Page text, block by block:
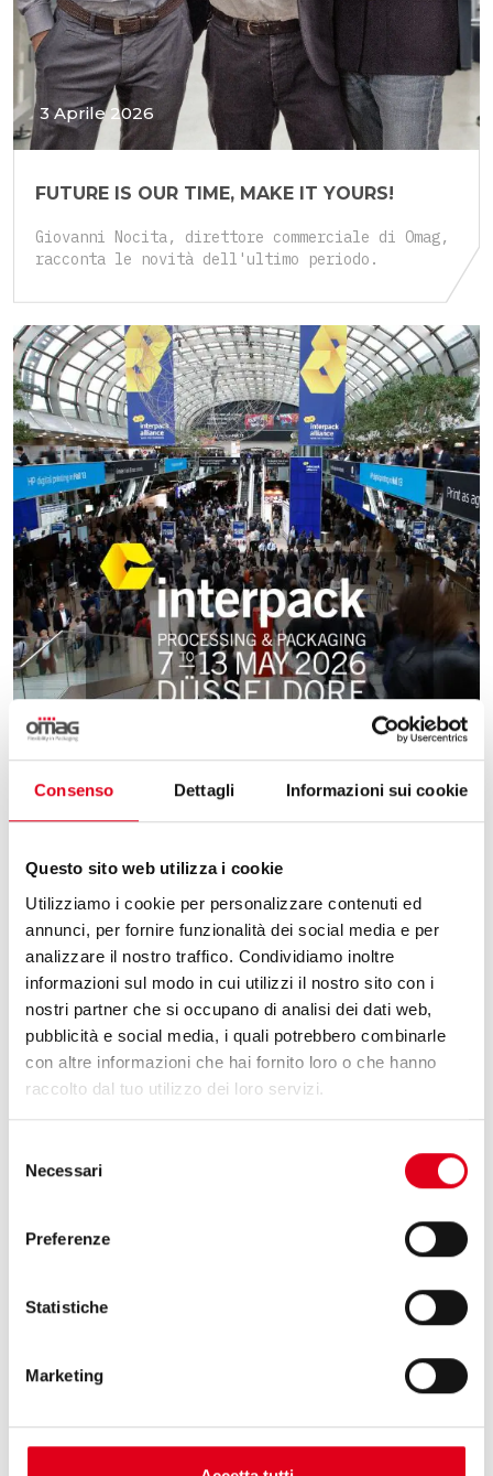
Consenso Dettagli Informazioni sui cookie
Questo sito web utilizza i cookie
Utilizziamo i cookie per personalizzare contenuti ed
annunci, per fornire funzionalità dei social media e per
analizzare il nostro traffico. Condividiamo inoltre
informazioni sul modo in cui utilizzi il nostro sito con i
nostri partner che si occupano di analisi dei dati web,
pubblicità e social media, i quali potrebbero combinarle
con altre informazioni che hai fornito loro o che hanno
raccolto dal tuo utilizzo dei loro servizi.
delNecessari
Preferenze
Statistiche
Marketing
3 Aprile 2026
FUTURE IS OUR TIME, MAKE IT YOURS!
Giovanni Nocita, direttore commerciale di Omag,
racconta le novità dell'ultimo periodo.
10 Marzo 2026
OMAG A INTERPACK 2026
Omag parteciperà a Interpack, evento
internazionale di riferimento dedicato alle
ultime novità in tema di Packaging.